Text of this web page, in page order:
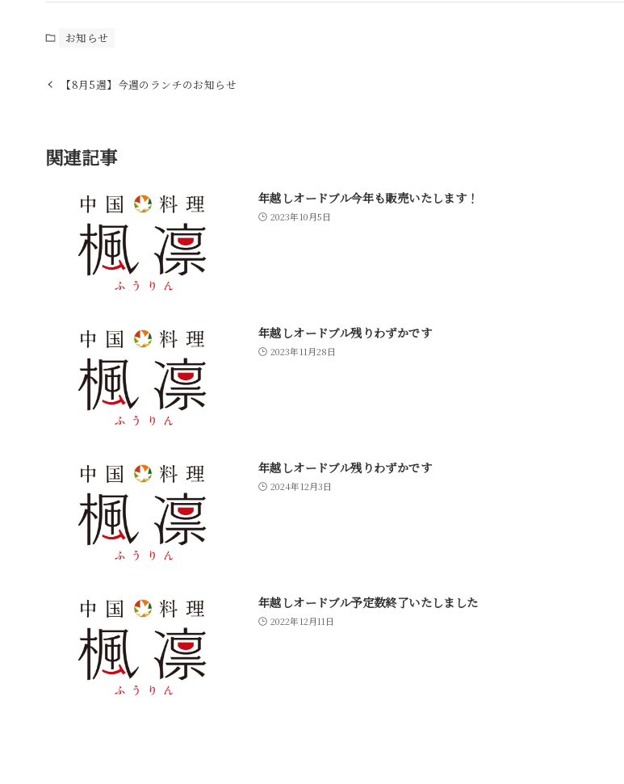
お知らせ
【8月5週】今週のランチのお知らせ
関連記事
年越しオードブル今年も販売いたします！
2023年10月5日
年越しオードブル残りわずかです
2023年11月28日
年越しオードブル残りわずかです
2024年12月3日
年越しオードブル予定数終了いたしました
2022年12月11日